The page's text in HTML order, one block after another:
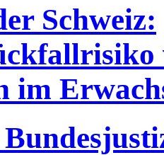
Schweiz:
im